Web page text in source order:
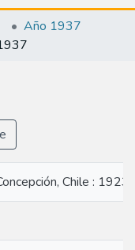
Año 1937
Chile : 1923)